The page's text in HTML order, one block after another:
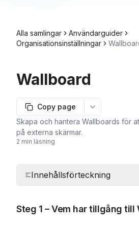
Alla samlingar
Användarguider
Organisationsinställningar
Wallboard
Copy page
More options
Skapa och hantera Wallboards för
på externa skärmar.
2 min läsning
Innehållsförteckning
Steg 1 – Vem har tillgång till